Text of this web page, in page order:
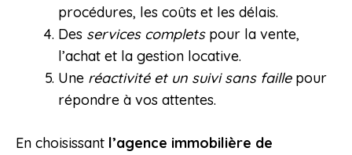
procédures, les coûts et les délais.
Des services completspour la vente,
l’achat et la gestion locative.
Une réactivité et un suivi sans faillepour
répondre à vos attentes.
En choisissant l’agence immobilière de